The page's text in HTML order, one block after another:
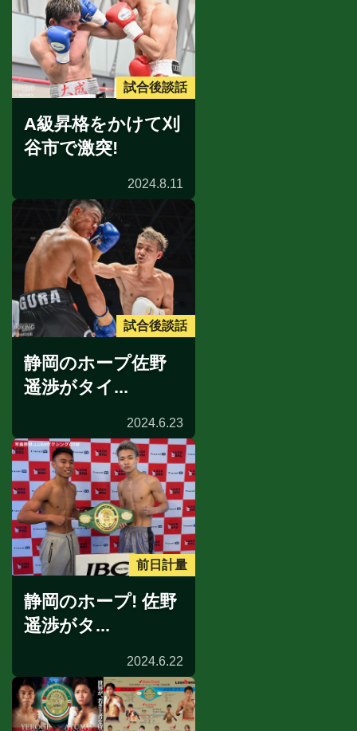
試合後談話
A級昇格をかけて刈
谷市で激突!
2024.8.11
試合後談話
静岡のホープ佐野
遥渉がタイ...
2024.6.23
前日計量
静岡のホープ! 佐野
遥渉がタ...
2024.6.22